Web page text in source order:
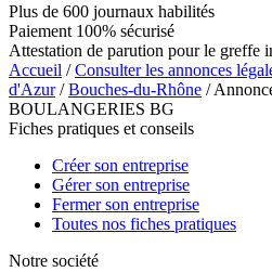
Plus de 600 journaux habilités
Paiement 100% sécurisé
Attestation de parution pour le greffe
Accueil /Consulter les annonces
d'Azur/Bouches-du-Rhône /
BOULANGERIES BG
Fiches pratiques et conseils
Créer son entreprise
Gérer son entreprise
Fermer son entreprise
Toutes nos fiches pratiques
Notre société